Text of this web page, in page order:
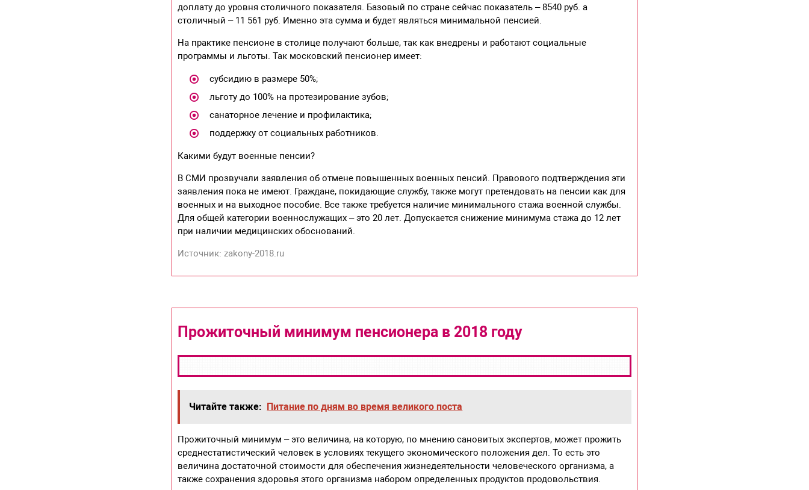
доплату до уровня столичного показателя. Базовый по стране сейчас показатель – 8540 руб. а
столичный – 11 561 руб. Именно эта сумма и будет являться минимальной пенсией.
На практике пенсионе в столице получают больше, так как внедрены и работают социальные
программы и льготы. Так московский пенсионер имеет:
субсидию в размере 50%;
льготу до 100% на протезирование зубов;
санаторное лечение и профилактика;
поддержку от социальных работников.
Какими будут военные пенсии?
В СМИ прозвучали заявления об отмене повышенных военных пенсий. Правового подтверждения эти
заявления пока не имеют. Граждане, покидающие службу, также могут претендовать на пенсии как для
военных и на выходное пособие. Все также требуется наличие минимального стажа военной службы.
Для общей категории военнослужащих – это 20 лет. Допускается снижение минимума стажа до 12 лет
при наличии медицинских обоснований.
Источник: zakony-2018.ru
Прожиточный минимум пенсионера в 2018 году
Читайте также: Питание по дням во время великого поста
Прожиточный минимум – это величина, на которую, по мнению сановитых экспертов, может прожить
среднестатистический человек в условиях текущего экономического положения дел. То есть это
величина достаточной стоимости для обеспечения жизнедеятельности человеческого организма, а
также сохранения здоровья этого организма набором определенных продуктов продовольствия.